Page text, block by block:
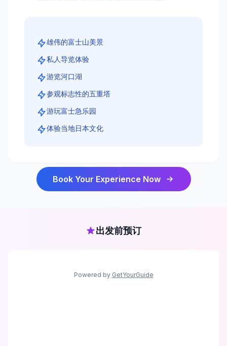
雄伟的富士山美景
私人导览体验
游览河口湖
参观标志性的五重塔
游玩富士急乐园
体验当地日本文化
Book Your Experience Now
出发前预订
Powered by GetYourGuide